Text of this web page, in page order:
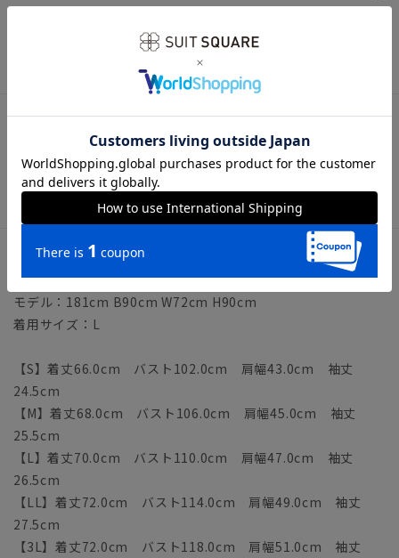
す。
トップス ビジネスカジュアル オフィスカジュアル
アイテム詳細
【仕様】スキッパーカラー／半袖
【洗濯表示】洗濯機可（ネット使用・弱水流）
サイズ詳細
モデル：181cm B90cm W72cm H90cm
着用サイズ：L
【S】着丈66.0cm バスト102.0cm 肩幅43.0cm 袖丈
24.5cm
【M】着丈68.0cm バスト106.0cm 肩幅45.0cm 袖丈
25.5cm
【L】着丈70.0cm バスト110.0cm 肩幅47.0cm 袖丈
26.5cm
【LL】着丈72.0cm バスト114.0cm 肩幅49.0cm 袖丈
27.5cm
【3L】着丈72.0cm バスト118.0cm 肩幅51.0cm 袖丈